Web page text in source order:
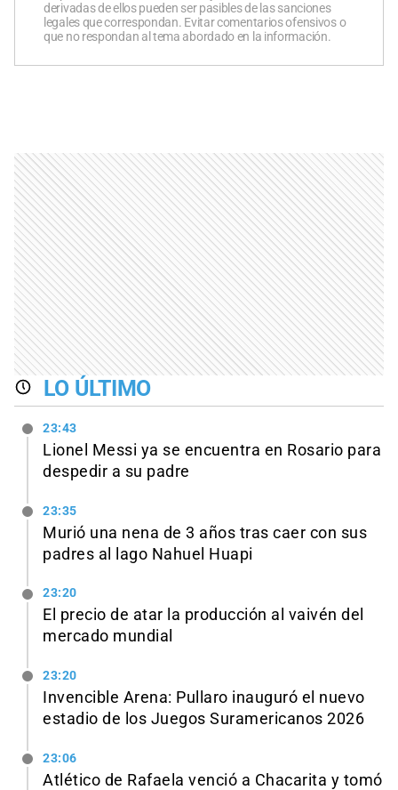
derivadas de ellos pueden ser pasibles de las sanciones
legales que correspondan. Evitar comentarios ofensivos o
que no respondan al tema abordado en la información.
LO ÚLTIMO
23:43
Lionel Messi ya se encuentra en Rosario para
despedir a su padre
23:35
Murió una nena de 3 años tras caer con sus
padres al lago Nahuel Huapi
23:20
El precio de atar la producción al vaivén del
mercado mundial
23:20
Invencible Arena: Pullaro inauguró el nuevo
estadio de los Juegos Suramericanos 2026
23:06
Atlético de Rafaela venció a Chacarita y tomó